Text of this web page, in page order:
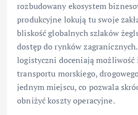
rozbudowany ekosystem
produkcyjne lokują tu swoje
bliskość globalnych szlaków
dostęp do rynków
logistyczni doceniają możliwość
transportu morskiego,
jednym miejscu, co pozwala
obniżyć koszty operacyjne.